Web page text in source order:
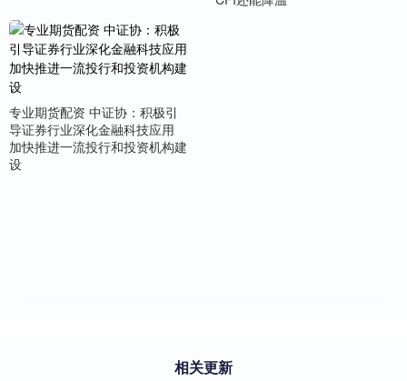
专业期货配资 中证协：积极引
导证券行业深化金融科技应用
加快推进一流投行和投资机构建
设
相关更新